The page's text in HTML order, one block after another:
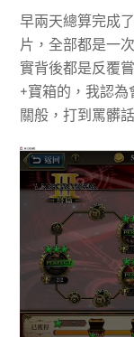
早兩天總算完成
片，全部都是一
實背後都是反覆
+寶箱的，我認
關般，打到罵髒